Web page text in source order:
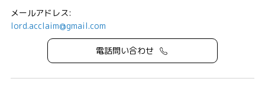
メールアドレス:
lord.acclaim@gmail.com
電話問い合わせ